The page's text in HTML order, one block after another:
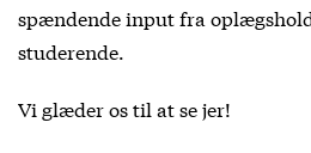
spændende input fra
studerende.
Vi glæder os til at se jer!